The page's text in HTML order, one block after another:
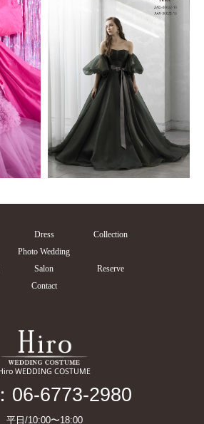
Dress
Collection
Photo Wedding
Salon
Reserve
Contact
WEDDING COSTUME
06-6773-2980
平日/10:00〜18:00